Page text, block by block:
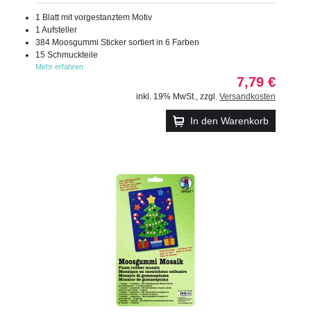
1 Blatt mit vorgestanztem Motiv
1 Aufsteller
384 Moosgummi Sticker sortiert in 6 Farben
15 Schmuckteile
Mehr erfahren
7,79 €
inkl. 19% MwSt. zzgl. Versandkosten
In den Warenkorb